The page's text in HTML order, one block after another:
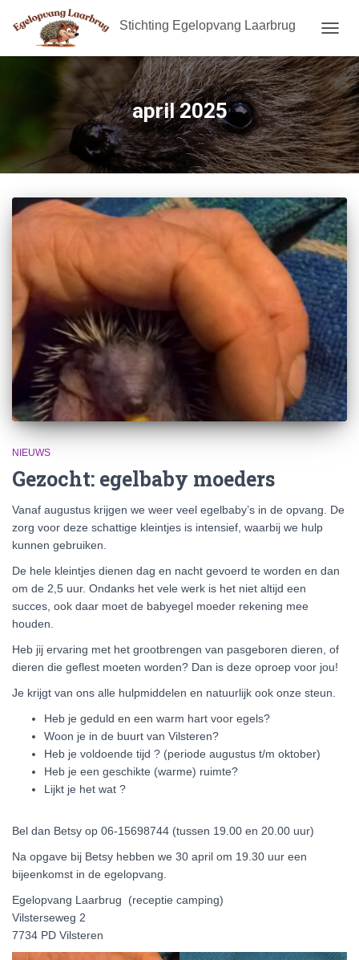
Stichting Egelopvang Laarbrug
april 2025
NIEUWS
Gezocht: egelbaby moeders
Vanaf augustus krijgen we weer veel egelbaby’s in de opvang. De
zorg voor deze schattige kleintjes is intensief, waarbij we hulp
kunnen gebruiken.
De hele kleintjes dienen dag en nacht gevoerd te worden en dan
om de 2,5 uur. Ondanks het vele werk is het niet altijd een
succes, ook daar moet de babyegel moeder rekening mee
houden.
Heb jij ervaring met het grootbrengen van pasgeboren dieren, of
dieren die geflest moeten worden? Dan is deze oproep voor jou!
Je krijgt van ons alle hulpmiddelen en natuurlijk ook onze steun.
Heb je geduld en een warm hart voor egels?
Woon je in de buurt van Vilsteren?
Heb je voldoende tijd ? (periode augustus t/m oktober)
Heb je een geschikte (warme) ruimte?
Lijkt je het wat ?
Bel dan Betsy op 06-15698744 (tussen 19.00 en 20.00 uur)
Na opgave bij Betsy hebben we 30 april om 19.30 uur een
bijeenkomst in de egelopvang.
Egelopvang Laarbrug (receptie camping)
Vilsterseweg 2
7734 PD Vilsteren